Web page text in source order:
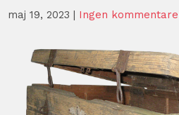
maj 19, 2023 | Ingen